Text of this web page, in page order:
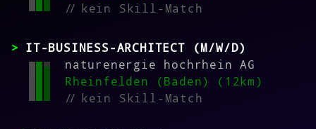
//kein Skill-Match
IT-BUSINESS-ARCHITECT (M/W/D)
naturenergie hochrhein AG
Rheinfelden (Baden) (12km)
//kein Skill-Match